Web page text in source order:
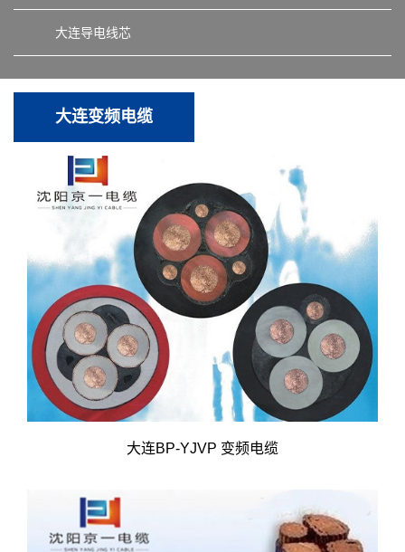
大连导电线芯
大连变频电缆
大连BP-YJVP 变频电缆